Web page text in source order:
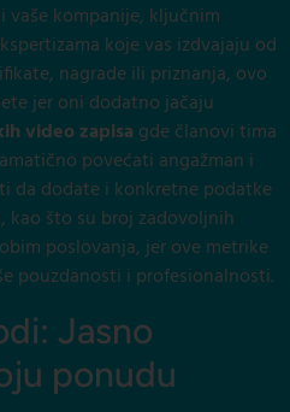
kompanije, ključnim
koje vas izdvajaju od
nagrade ili priznanja, ovo
jer oni dodatno jačaju
video zapisa gde članovi tima
povećati angažman i
da dodate i konkretne podatke
kao što su broj zadovoljnih
poslovanja, jer ove metrike
pouzdanosti i profesionalnosti.
Jasno
ponudu